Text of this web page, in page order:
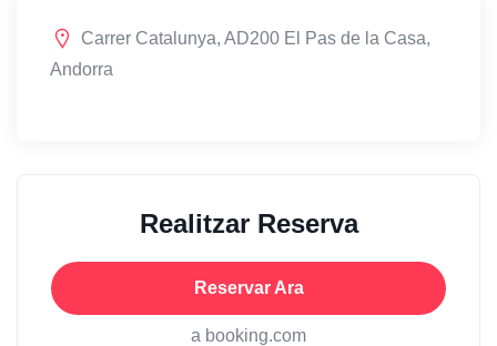
Carrer Catalunya, AD200 El Pas de la Casa,
Andorra
Realitzar Reserva
Reservar Ara
a booking.com